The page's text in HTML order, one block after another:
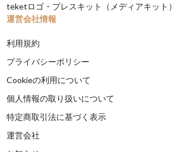
teketロゴ・プレスキット（メディアキット）
運営会社情報
利用規約
プライバシーポリシー
Cookieの利用について
個人情報の取り扱いについて
特定商取引法に基づく表示
運営会社